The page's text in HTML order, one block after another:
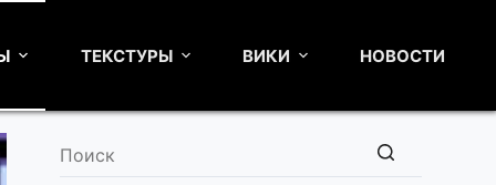
ТЕКСТУРЫ ВИКИ НОВОСТИ